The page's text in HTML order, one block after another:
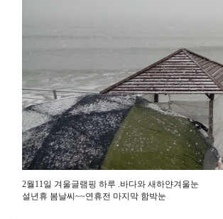
2월11일 겨울글램핑 하루 .바다와 새하얀겨울눈
설년휴 봄날씨~~연휴전 마지막 함박눈